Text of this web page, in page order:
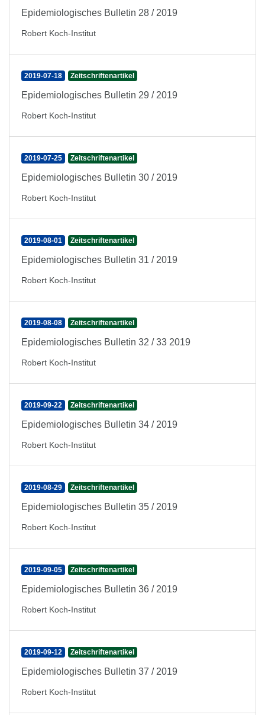
Epidemiologisches Bulletin 28 / 2019
Robert Koch-Institut
2019-07-18 Zeitschriftenartikel
Epidemiologisches Bulletin 29 / 2019
Robert Koch-Institut
2019-07-25 Zeitschriftenartikel
Epidemiologisches Bulletin 30 / 2019
Robert Koch-Institut
2019-08-01 Zeitschriftenartikel
Epidemiologisches Bulletin 31 / 2019
Robert Koch-Institut
2019-08-08 Zeitschriftenartikel
Epidemiologisches Bulletin 32 / 33 2019
Robert Koch-Institut
2019-09-22 Zeitschriftenartikel
Epidemiologisches Bulletin 34 / 2019
Robert Koch-Institut
2019-08-29 Zeitschriftenartikel
Epidemiologisches Bulletin 35 / 2019
Robert Koch-Institut
2019-09-05 Zeitschriftenartikel
Epidemiologisches Bulletin 36 / 2019
Robert Koch-Institut
2019-09-12 Zeitschriftenartikel
Epidemiologisches Bulletin 37 / 2019
Robert Koch-Institut